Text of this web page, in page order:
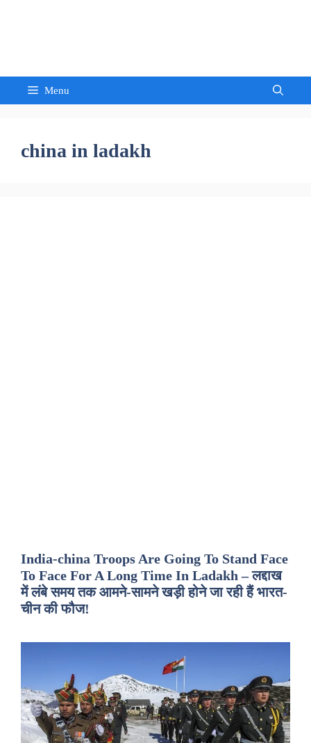
Menu
china in ladakh
India-china Troops Are Going To Stand Face
To Face For A Long Time In Ladakh – लद्दाख
में लंबे समय तक आमने-सामने खड़ी होने जा रही हैं भारत-
चीन की फौज!